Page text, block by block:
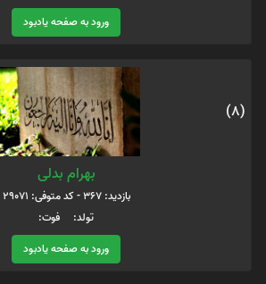
ورود به صفحه یادبود
(8)
بهرام بدلی
بازدید: 367 - کد متوفی: 29071
تولد: فوت:
ورود به صفحه یادبود